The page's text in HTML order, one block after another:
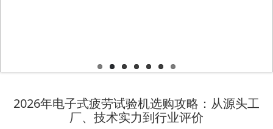
2026年电子式疲劳试验机选购攻略：从源头工
厂、技术实力到行业评价